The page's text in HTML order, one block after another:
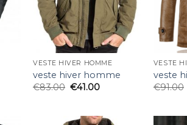
VESTE HIVER HOMME
veste hiver homme
€83.00 €41.00
VESTE
veste
€91.00